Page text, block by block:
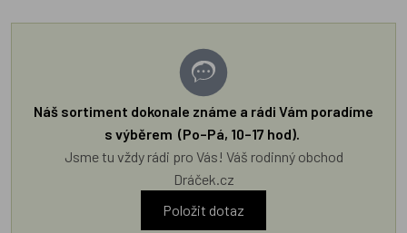
Náš sortiment dokonale známe a rádi Vám poradíme
s výběrem (Po–Pá, 10–17 hod).
Jsme tu vždy rádi pro Vás! Váš rodinný obchod
Dráček.cz
Položit dotaz